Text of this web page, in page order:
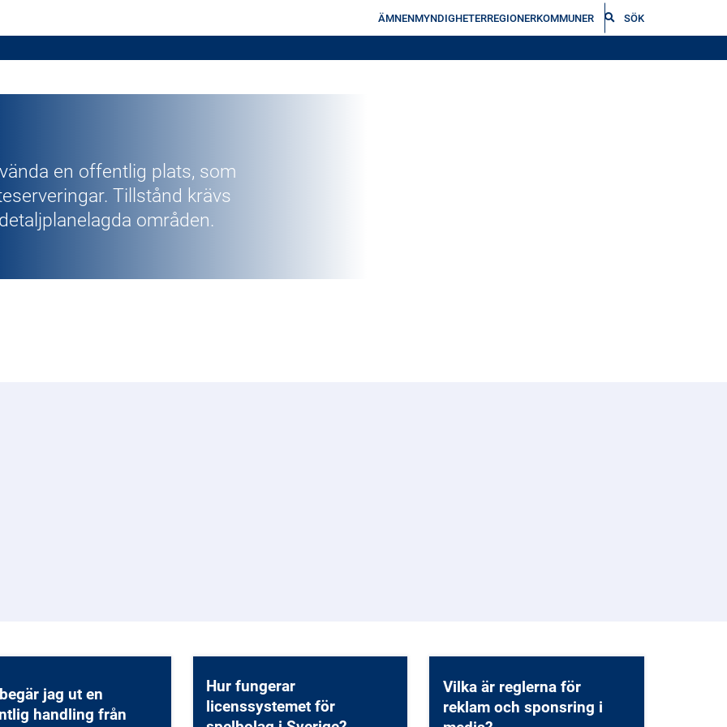
ÄMNENMYNDIGHETERREGIONERKOMMUNER SÖK
en offentlig plats, som
Tillstånd krävs
områden.
jag ut en
handling från
Hur fungerar
licenssystemet för
Vilka är reglerna för
reklam och sponsring i